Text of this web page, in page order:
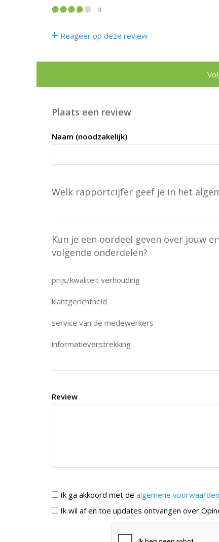
0
+ Reageer op deze review
Plaats een review
Naam (noodzakelijk)
Welk rapportcijfer geef je in het
Kun je een oordeel geven over jouw
volgende onderdelen?
prijs/kwaliteit verhouding
klantgerichtheid
service van de medewerkers
informatieverstrekking
Review
Ik ga akkoord met de algemene voorwaarden
Ik wil af en toe updates ontvangen over